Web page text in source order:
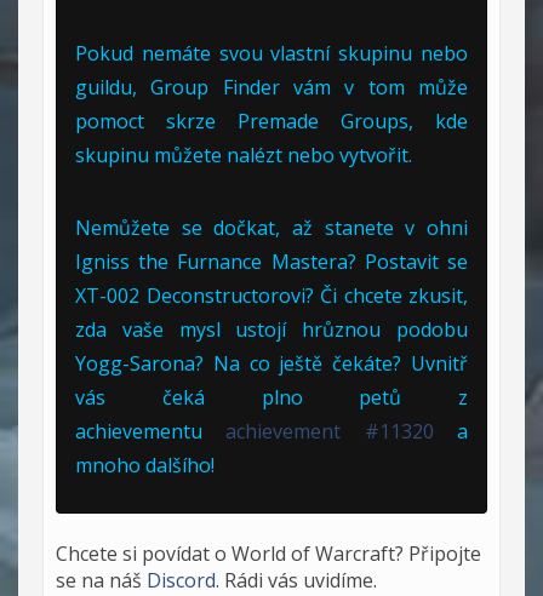
Pokud nemáte svou vlastní skupinu nebo
guildu, Group Finder vám v tom může
pomoct skrze Premade Groups, kde
skupinu můžete nalézt nebo vytvořit.
Nemůžete se dočkat, až stanete v ohni
Igniss the Furnance Mastera? Postavit se
XT-002 Deconstructorovi? Či chcete zkusit,
zda vaše mysl ustojí hrůznou podobu
Yogg-Sarona? Na co ještě čekáte? Uvnitř
vás čeká plno petů z
achievementuachievement #11320 a
mnoho dalšího!
Chcete si povídat o World of Warcraft? Připojte
se na náš Discord. Rádi vás uvidíme.